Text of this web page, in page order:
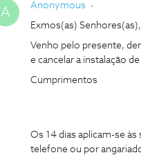
A Anonymous
Exmos(as) Senhores(as),
Venho pelo presente,
e cancelar a instalação
Cumprimentos
Os 14 dias aplicam-se
telefone ou por